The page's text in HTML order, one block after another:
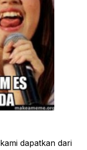
dapatkan dari